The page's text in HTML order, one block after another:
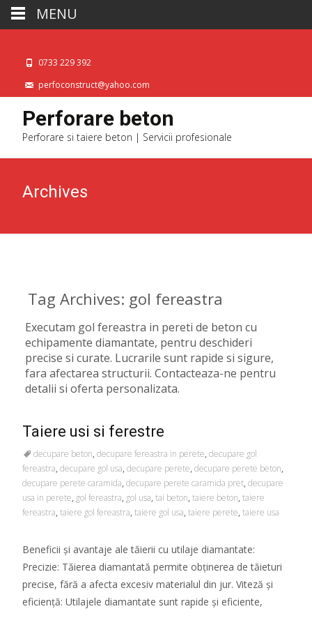
0733 229 392
perfoconstruct@yahoo.com
Perforare beton
Perforare si taiere beton | Servicii profesionale
Archives
Tag Archives: gol fereastra
Executam gol fereastra in pereti de beton cu
echipamente diamantate, pentru deschideri
precise si curate. Lucrarile sunt rapide si sigure,
fara afectarea structurii. Contacteaza-ne pentru
detalii si oferta personalizata.
Taiere usi si ferestre
decupare beton, decupare fereastra in perete, decupare gol
fereastra, decupare gol usa, decupare perete, decupare perete beton,
decupare perete caramida, decupare perete caramida pret, decupare
usa in perete, gol fereastra, gol usa, tai beton, taiere beton, taiere
fereastra, taiere gol fereastra, taiere gol usa, taiere perete, taiere usa
Beneficii și avantaje ale tăierii cu utilaje diamantate:
Precizie: Tăierea diamantată permite obținerea de tăieturi
precise, fără a afecta excesiv materialul din jur. Viteză și
eficiență: Utilajele diamantate sunt rapide și eficiente,
MENU